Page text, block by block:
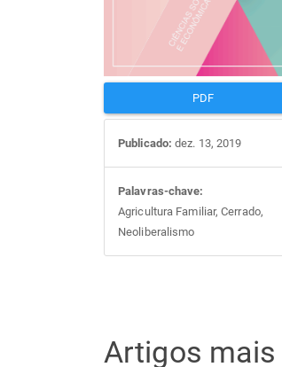
PDF
Publicado: dez. 13, 2019
Palavras-chave:
Agricultura Familiar, Cerrado,
Neoliberalismo
Artigos